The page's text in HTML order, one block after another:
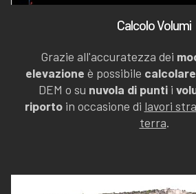
Calcolo Volumi
Grazie all'accuratezza dei
elevazione è possibile calcolare
DEM o su nuvola di punti i
riportoin occasione di lavori
terra.